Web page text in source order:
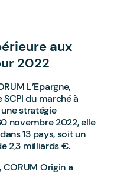
aux
2022
L’Epargne,
du marché à
stratégie
novembre 2022, elle
13 pays, soit un
2,3 milliards €.
Origin a